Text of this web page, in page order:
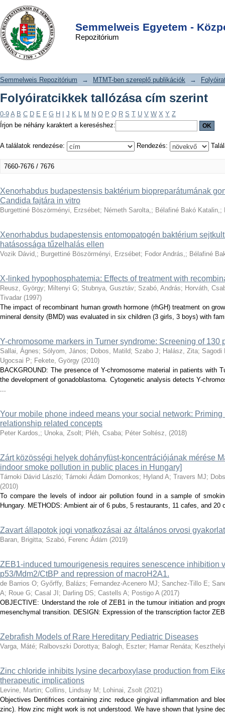
Semmelweis Egyetem -
Repozitórium
Folyóiratcikkek tallózása cím szerint
DSpace/Manakin Repository
Semmelweis Repozitórium → MTMT-ben szereplő publikációk →
Folyóiratcikkek tallózása cím szerint
0-9 A B C D E F G H J K L M N O P Q R S T U V W X Y Z
Írjon be néhány karaktert a kereséshez:
A találatok rendezése: Rendezés:
7660-7676 / 7676
Xenorhabdus budapestensis baktérium biopreparátumának
Candida fajtára in vitro
Burgettiné Böszörményi, Erzsébet; Németh Sarolta,; Bélafiné Bakó Katalin,;
Xenorhabdus budapestensis entomopatogén baktérium
hatásossága tűzelhalás ellen
Vozik Dávid,; Burgettiné Böszörményi, Erzsébet; Fodor András,; Bélafiné
X-linked hypophosphatemia: Effects of treatment with
Reusz, György; Miltenyi G; Stubnya, Gusztáv; Szabó, András; Horváth,
Tivadar (1997)
The impact of recombinant human growth hormone (rhGH) treatment on
mineral density (BMD) was evaluated in six children (3 girls, 3 boys) with
Y-chromosome markers in Turner syndrome: Screening of 130
Sallai, Ágnes; Sólyom, János; Dobos, Matild; Szabo J; Halász, Zita; Sagodi
Ugocsai P; Fekete, György (2010)
BACKGROUND: The presence of Y-chromosome material in patients with
the development of gonadoblastoma. Cytogenetic analysis detects Y-
...
Your mobile phone indeed means your social network:
relationship related concepts
Peter Kardos,; Unoka, Zsolt; Pléh, Csaba; Péter Soltész, (2018)
Zárt közösségi helyek dohányfüst-koncentrációjának mérése
indoor smoke pollution in public places in Hungary]
Tárnoki Dávid László; Tárnoki Ádám Domonkos; Hyland A; Travers MJ;
(2010)
To compare the levels of indoor air pollution found in a sample of
Hungary. METHODS: Ambient air of 6 pubs, 5 restaurants, 11 cafes, and
Zavart állapotok jogi vonatkozásai az általános orvosi
Baran, Brigitta; Szabó, Ferenc Ádám (2019)
ZEB1-induced tumourigenesis requires senescence inhibition
p53/Mdm2/CtBP and repression of macroH2A1.
de Barrios O; Győrffy, Balázs; Fernandez-Acenero MJ; Sanchez-Tillo E;
A; Roue G; Casal JI ; Darling DS; Castells A; Postigo A (2017)
OBJECTIVE: Understand the role of ZEB1 in the tumour initiation and
mesenchymal transition. DESIGN: Expression of the transcription factor
Zebrafish Models of Rare Hereditary Pediatric Diseases
Varga, Máté; Ralbovszki Dorottya; Balogh, Eszter; Hamar Renáta;
Zinc chloride inhibits lysine decarboxylase production from
therapeutic implications
Levine, Martin; Collins, Lindsay M ; Lohinai, Zsolt (2021)
Objectives Dentifrices containing zinc reduce gingival inflammation and
zinc). How zinc might work is not understood. We have shown that lysine